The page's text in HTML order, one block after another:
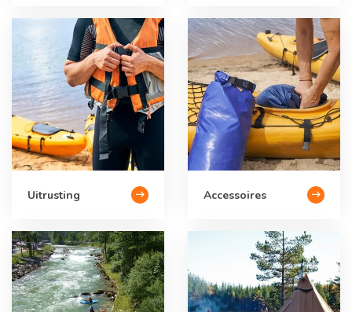
Uitrusting Accessoires